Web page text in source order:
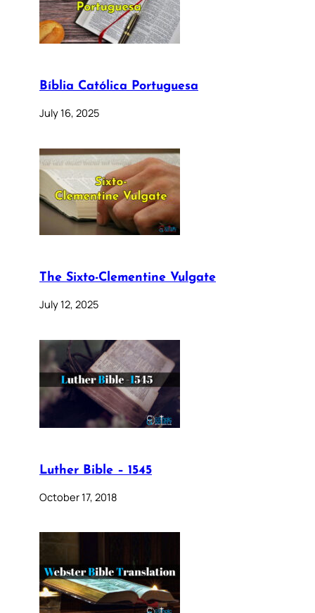
Bíblia Católica Portuguesa
July 16, 2025
The Sixto-Clementine Vulgate
July 12, 2025
Luther Bible – 1545
October 17, 2018